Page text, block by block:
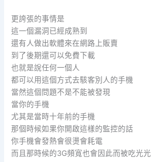
更誇張的事情是
這一個漏洞已經成熟到
還有人做出軟體來在網路上販賣
到了後期還可以免費下載
也就是說任何一個人
都可以用這個方式去駭客別人的手機
當然這個問題不是不能被發現
當你的手機
尤其是當時十年前的手機
那個時候如果你開啟這樣的監控的話
你手機會發熱會很燙會耗電
而且那時候的3G頻寬也會因此而被吃光光